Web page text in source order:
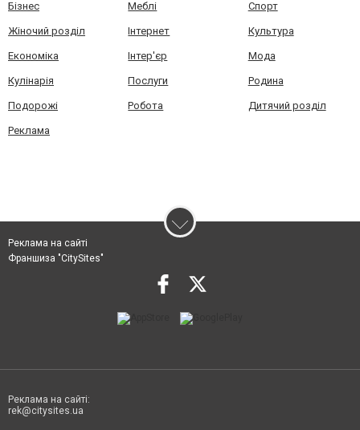
Бізнес Меблі Спорт
Жіночий розділ Інтернет Культура
Економіка Інтер'єр Мода
Кулінарія Послуги Родина
Подорожі Робота Дитячий розділ
Реклама
Реклама на сайті
Франшиза "CitySites"
Реклама на сайті:
rek@citysites.ua